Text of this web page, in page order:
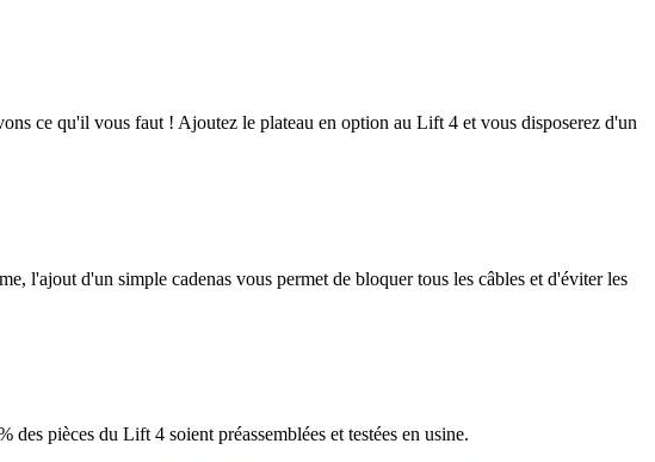
ce qu'il vous faut ! Ajoutez le plateau en option au Lift 4 et vous disposerez d'un
l'ajout d'un simple cadenas vous permet de bloquer tous les câbles et d'éviter les
pièces du Lift 4 soient préassemblées et testées en usine.